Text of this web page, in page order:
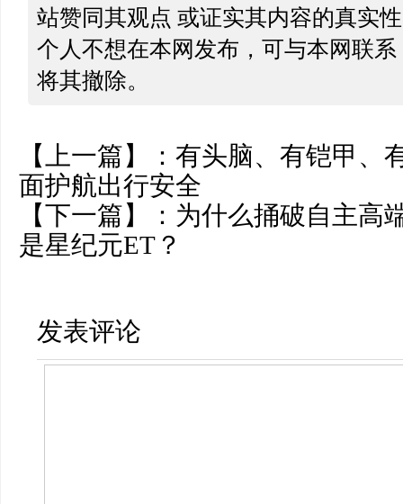
站赞同其观点 或证实其内容的真实
个人不想在本网发布，可与本网联
将其撤除。
【上一篇】： 有头脑、有铠甲、
面护航出行安全
【下一篇】： 为什么捅破自主高
是星纪元ET？
发表评论